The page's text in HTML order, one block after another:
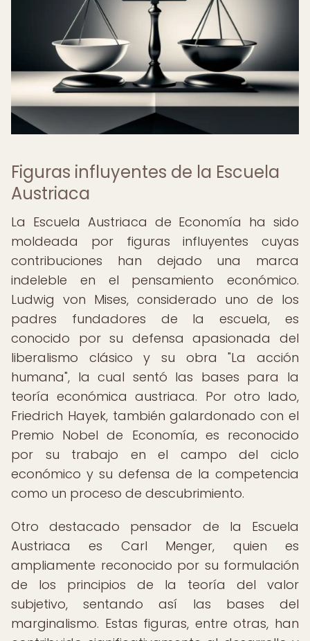
Figuras influyentes de la Escuela
Austriaca
La Escuela Austriaca de Economía ha sido
moldeada por figuras influyentes cuyas
contribuciones han dejado una marca
indeleble en el pensamiento económico.
Ludwig von Mises, considerado uno de los
padres fundadores de la escuela, es
conocido por su defensa apasionada del
liberalismo clásico y su obra "La acción
humana", la cual sentó las bases para la
teoría económica austriaca. Por otro lado,
Friedrich Hayek, también galardonado con el
Premio Nobel de Economía, es reconocido
por su trabajo en el campo del ciclo
económico y su defensa de la competencia
como un proceso de descubrimiento.
Otro destacado pensador de la Escuela
Austriaca es Carl Menger, quien es
ampliamente reconocido por su formulación
de los principios de la teoría del valor
subjetivo, sentando así las bases del
marginalismo. Estas figuras, entre otras, han